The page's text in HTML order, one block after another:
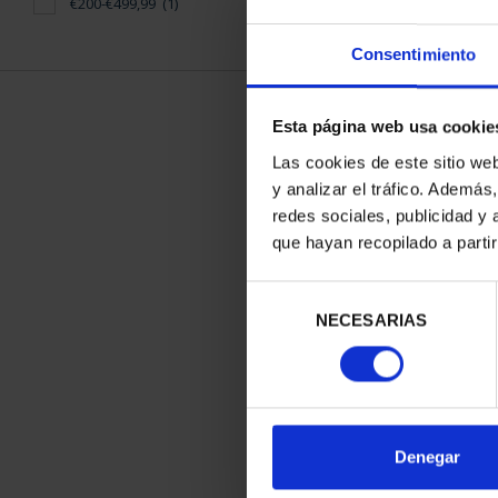
Consentimiento
Esta página web usa
Las cookies de este sitio
y analizar el tráfico.
redes sociales, publicidad y
que hayan recopilado a
consentimiento
NECESARIAS
Denegar
JOYAS
(2019)
ORDENAR POR: